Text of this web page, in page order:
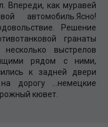
Впереди, как муравей
автомобиль.Ясно!
Решение
гранаты
выстрелов
рядом с ними,
к задней двери
дорогу …немецкие
кювет.